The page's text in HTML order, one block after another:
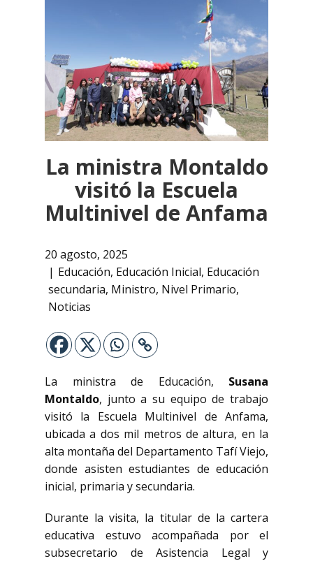
La ministra Montaldo
visitó la Escuela
Multinivel de Anfama
20 agosto, 2025
Educación, Educación Inicial, Educación
secundaria, Ministro, Nivel Primario,
Noticias
La ministra de Educación, Susana
Montaldo, junto a su equipo de trabajo
visitó la Escuela Multinivel de Anfama,
ubicada a dos mil metros de altura, en la
alta montaña del Departamento Tafí Viejo,
donde asisten estudiantes de educación
inicial, primaria y secundaria.
Durante la visita, la titular de la cartera
educativa estuvo acompañada por el
subsecretario de Asistencia Legal y